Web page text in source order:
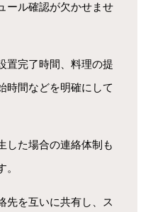
ール確認が欠かせませ
置完了時間、料理の提
時間などを明確にして
した場合の連絡体制も
先を互いに共有し、ス